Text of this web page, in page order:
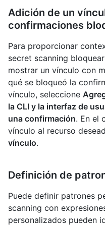
Adición de un
confirmaciones
Para proporcionar
secret scanning
mostrar un vínculo con
qué se bloqueó la
vínculo, seleccione
la CLI y la interfaz de
una confirmación. En el
vínculo al recurso
vínculo.
Definición de
Puede definir patrones
scanning con
personalizados pueden